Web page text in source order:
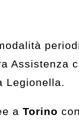
Legionella.
a Torino